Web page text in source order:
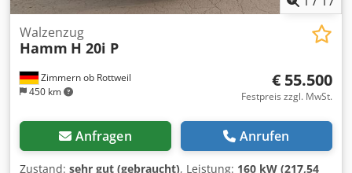
Zimmern ob Rottweil
450 km
Walzenzug
Hamm H 20i P
€ 55.500
Festpreis zzgl. MwSt.
Anfragen Anrufen
Zustand: sehr gut (gebraucht), Leistung: 160 kW (217,54